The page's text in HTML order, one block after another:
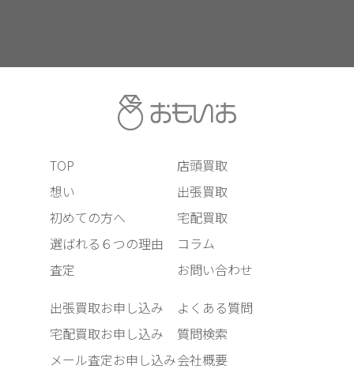
TOP
想い
初めての方へ
選ばれる６つの理由
査定
店頭買取
出張買取
宅配買取
コラム
お問い合わせ
出張買取お申し込み
宅配買取お申し込み
メール査定お申し込み
よくある質問
質問検索
会社概要